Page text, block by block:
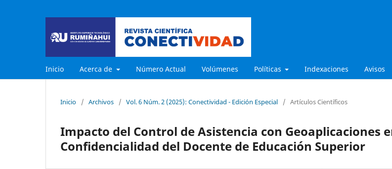
Inicio Acerca de Número Actual Volúmenes Políticas Indexaciones Avisos
Inicio / Archivos / Vol. 6 Núm. 2 (2025): Conectividad - Edición Especial / Artículos Científicos
Impacto del Control de Asistencia con Geoaplicaciones
Confidencialidad del Docente de Educación Superior